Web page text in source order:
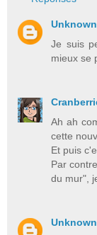
Unknown
Je suis
mieux se
Ah ah
cette
Et puis
Par
du mur",
Unknown